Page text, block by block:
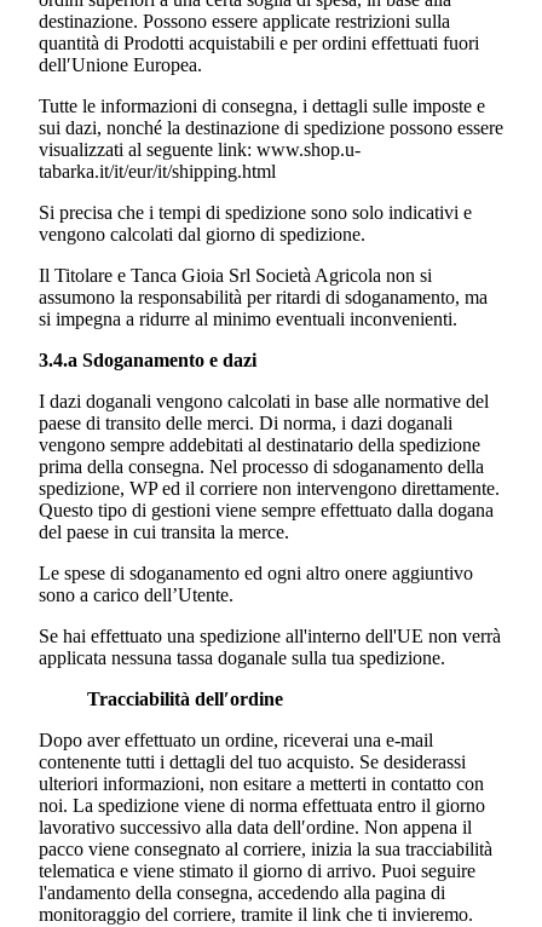
destinazione. Possono essere applicate restrizioni sulla
quantità di Prodotti acquistabili e per ordini effettuati fuori
dell′Unione Europea.
Tutte le informazioni di consegna, i dettagli sulle imposte e
sui dazi, nonché la destinazione di spedizione possono essere
visualizzati al seguente link: www.shop.u-
tabarka.it/it/eur/it/shipping.html
Si precisa che i tempi di spedizione sono solo indicativi e
vengono calcolati dal giorno di spedizione.
Il Titolare e Tanca Gioia Srl Società Agricola non si
assumono la responsabilità per ritardi di sdoganamento, ma
si impegna a ridurre al minimo eventuali inconvenienti.
3.4.a Sdoganamento e dazi
I dazi doganali vengono calcolati in base alle normative del
paese di transito delle merci. Di norma, i dazi doganali
vengono sempre addebitati al destinatario della spedizione
prima della consegna. Nel processo di sdoganamento della
spedizione, WP ed il corriere non intervengono direttamente.
Questo tipo di gestioni viene sempre effettuato dalla dogana
del paese in cui transita la merce.
Le spese di sdoganamento ed ogni altro onere aggiuntivo
sono a carico dell’Utente.
Se hai effettuato una spedizione all'interno dell'UE non verrà
applicata nessuna tassa doganale sulla tua spedizione.
Tracciabilità dell′ordine
Dopo aver effettuato un ordine, riceverai una e-mail
contenente tutti i dettagli del tuo acquisto. Se desiderassi
ulteriori informazioni, non esitare a metterti in contatto con
noi. La spedizione viene di norma effettuata entro il giorno
lavorativo successivo alla data dell′ordine. Non appena il
pacco viene consegnato al corriere, inizia la sua tracciabilità
telematica e viene stimato il giorno di arrivo. Puoi seguire
l'andamento della consegna, accedendo alla pagina di
monitoraggio del corriere, tramite il link che ti invieremo.